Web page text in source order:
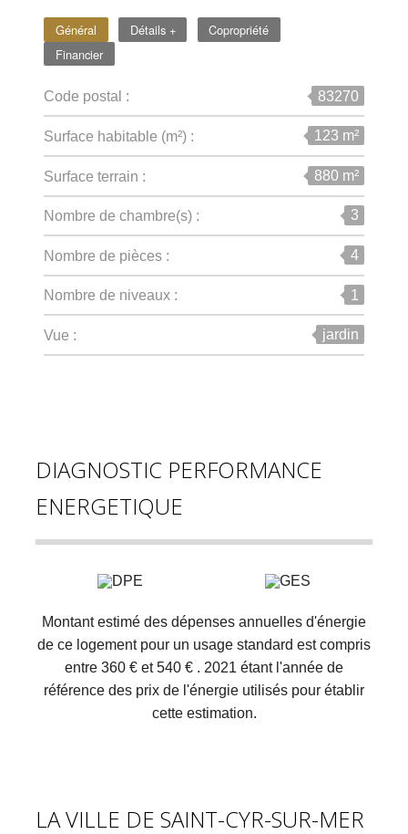
Général Détails +
Copropriété
Financier
Code postal : 83270
Surface habitable (m²) : 123 m²
surface terrain : 880 m²
Nombre de chambre(s) : 3
Nombre de pièces : 4
Nombre de niveaux : 1
Vue : jardin
DIAGNOSTIC PERFORMANCE
ENERGETIQUE
Montant estimé des dépenses annuelles d'énergie
de ce logement pour un usage standard est compris
entre 360 € et 540 € . 2021 étant l'année de
référence des prix de l'énergie utilisés pour établir
cette estimation.
LA VILLE DE SAINT-CYR-SUR-MER